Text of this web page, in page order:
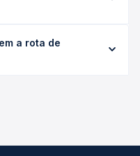
ou leito) e as
e varia conforme a
de poltrona e a
a rota de